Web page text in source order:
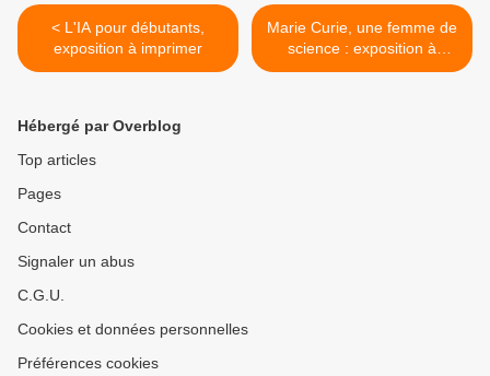
< L'IA pour débutants,
exposition à imprimer
Marie Curie, une femme de
science : exposition à
imprimer >
Hébergé par Overblog
Top articles
Pages
Contact
Signaler un abus
C.G.U.
Cookies et données personnelles
Préférences cookies